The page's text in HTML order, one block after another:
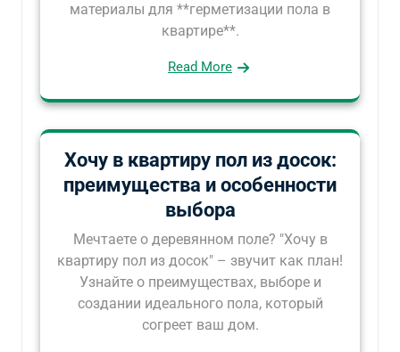
материалы для **герметизации пола в
квартире**.
Read More
Хочу в квартиру пол из досок:
преимущества и особенности
выбора
Мечтаете о деревянном поле? "Хочу в
квартиру пол из досок" – звучит как план!
Узнайте о преимуществах, выборе и
создании идеального пола, который
согреет ваш дом.